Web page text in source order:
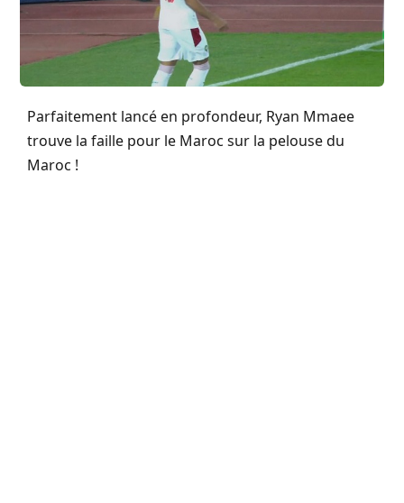
Parfaitement lancé en profondeur, Ryan Mmaee
trouve la faille pour le Maroc sur la pelouse du
Maroc !